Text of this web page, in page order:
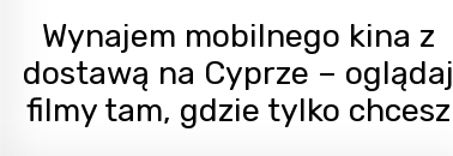
Wynajem mobilnego kina z
dostawą na Cyprze – oglądaj
filmy tam, gdzie tylko chcesz